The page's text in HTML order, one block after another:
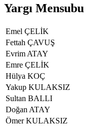
Yargı Mensubu
Emel ÇELİK
Fettah ÇAVUŞ
Evrim ATAY
Emre ÇELİK
Hülya KOÇ
Yakup KULAKSIZ
Sultan BALLI
Doğan ATAY
Ömer KULAKSIZ